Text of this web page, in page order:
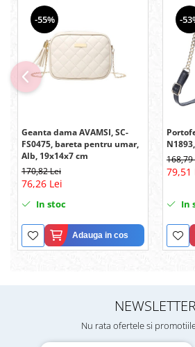
-55%
Geanta dama AVAMSI, SC-
FS0475, bareta pentru umar,
Alb, 19x14x7 cm
170,82 Lei
76,26 Lei
In stoc
Adauga in cos
-
168,79
79,51
In
Nu rata ofertele si